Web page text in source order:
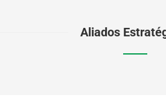
Aliados